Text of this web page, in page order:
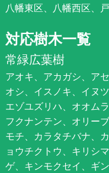
八幡東区、八幡西区、
対応樹木一覧
常緑広葉樹
アオキ、アカガシ、ア
オシ、イスノキ、イヌ
エゾユズリハ、オオム
フクナンテン、オリー
モチ、カラタチバナ、
ョウチクトウ、キリシ
ゲ、キンモクセイ、ギ